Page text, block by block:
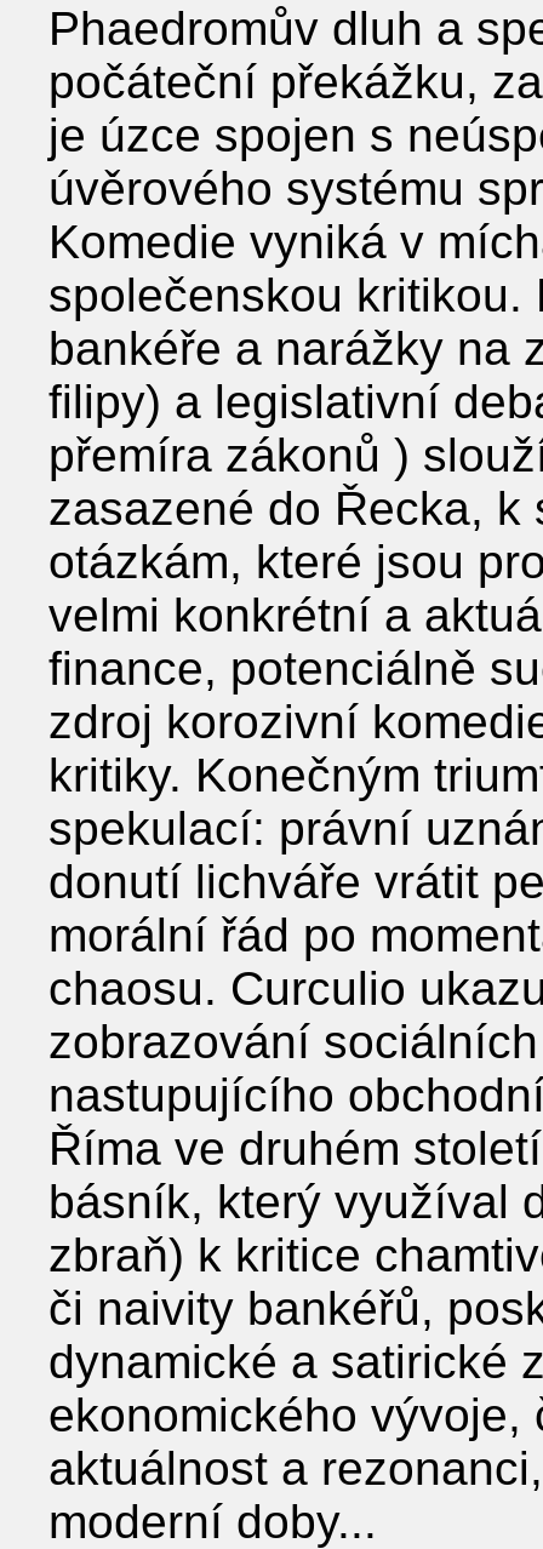
Phaedromův dluh a
počáteční překážku,
je úzce spojen s
úvěrového systému
Komedie vyniká v
společenskou kritikou.
bankéře a narážky na
filipy) a legislativní
přemíra zákonů )
zasazené do Řecka, k
otázkám, které jsou
velmi konkrétní a
finance, potenciálně
zdroj korozivní
kritiky. Konečným
spekulací: právní
donutí lichváře vrátit
morální řád po
chaosu. Curculio
zobrazování
nastupujícího
Říma ve druhém
básník, který využíval
zbraň) k kritice
či naivity bankéřů,
dynamické a satirické
ekonomického
aktuálnost a
moderní doby...